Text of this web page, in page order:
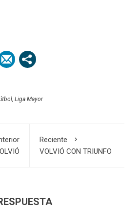
Liga Mayor
Reciente
VOLVIÓ CON TRIUNFO